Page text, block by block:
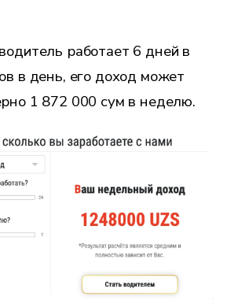
работает 6 дней в
в день, его доход может
1 872 000 сум в неделю.